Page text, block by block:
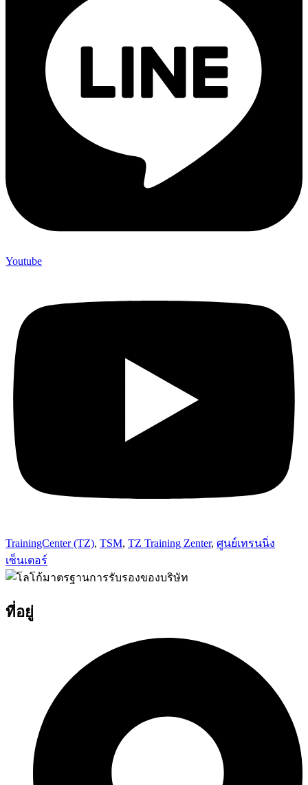
Youtube
TrainingCenter (TZ), TSM, TZ Training Zenter, ศูนย์เทรนนิ่ง
เซ็นเตอร์
ที่อยู่